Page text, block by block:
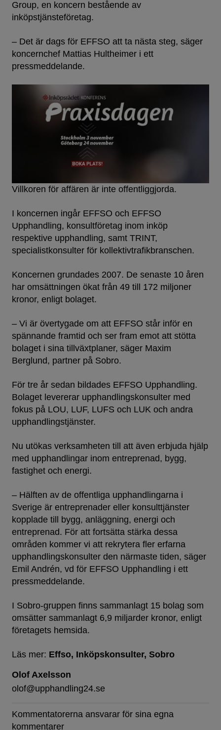
Group, en koncern bestående av
inköpstjänsteföretag.
– Det är dags för EFFSO att ta nästa steg, säger
koncernchef Mattias Hultheimer i ett
pressmeddelande.
Villkoren för affären är inte offentliggjorda.
I koncernen ingår EFFSO och EFFSO
Upphandling, konsultföretag inom inköp
respektive upphandling, samt TRINT,
specialistkonsulter för kollektivtrafikbranschen.
Koncernen grundades 2007. De senaste 10 åren
har omsättningen ökat från 49 till 172 miljoner
kronor, enligt bolaget.
– Vi är övertygade om att EFFSO står inför en
spännande framtid och ser fram emot att stötta
bolaget i sina tillväxtplaner, säger Maxim
Berglund, partner på Sobro.
För tre år sedan bildades EFFSO Upphandling.
Bolaget levererar upphandlingskonsulter med
fokus på LOU, LUF, LUFS och LUK och andra
upphandlingstjänster.
Nu utökas verksamheten till att även erbjuda hjälp
med upphandlingar inom entreprenad, bygg,
fastighet och energi.
– Hälften av de offentliga upphandlingarna i
Sverige är entreprenader eller konsulttjänster
kopplade till bygg, anläggning, energi och
entreprenad. För att fortsätta stärka dessa
områden kommer vi att rekrytera fler erfarna
upphandlingskonsulter den närmaste tiden, säger
Emil Andrén, vd för EFFSO Upphandling i ett
pressmeddelande.
I Sobro-gruppen finns sammanlagt 15 bolag som
omsätter sammanlagt 6,9 miljarder kronor, enligt
företagets hemsida.
Läs mer: Effso Inköpskonsulter Sobro
Olof Axelsson
olof@upphandling24.se
Kommentatorerna ansvarar för sina egna
kommentarer